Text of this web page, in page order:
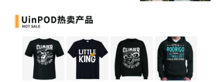
60%，全年GTV（主要为到店消费贡献的成交额）
预计将超8000亿元。（
晚点LatePost）